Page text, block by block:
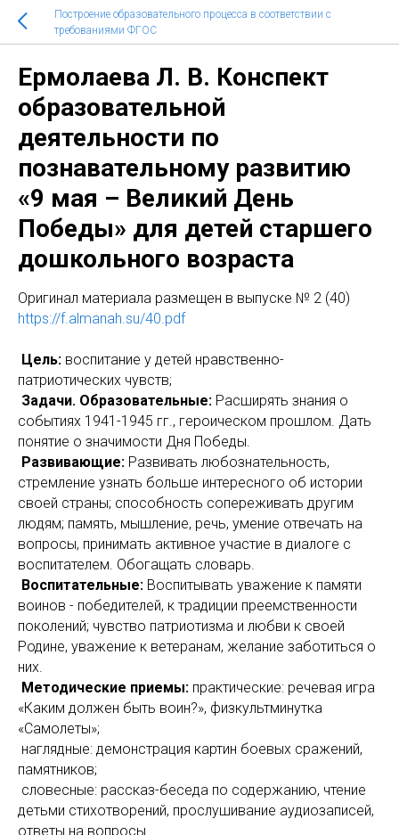
Построение образовательного процесса в соответствии с
требованиями ФГОС
Ермолаева Л. В. Конспект
образовательной
деятельности по
познавательному развитию
«9 мая – Великий День
Победы» для детей старшего
дошкольного возраста
Оригинал материала размещен в выпуске № 2 (40)
https://f.almanah.su/40.pdf
Цель: воспитание у детей нравственно-
патриотических чувств;
Задачи. Образовательные: Расширять знания о
событиях 1941-1945 гг., героическом прошлом. Дать
понятие о значимости Дня Победы.
Развивающие: Развивать любознательность,
стремление узнать больше интересного об истории
своей страны; способность сопереживать другим
людям; память, мышление, речь, умение отвечать на
вопросы, принимать активное участие в диалоге с
воспитателем. Обогащать словарь.
Воспитательные: Воспитывать уважение к памяти
воинов - победителей, к традиции преемственности
поколений; чувство патриотизма и любви к своей
Родине, уважение к ветеранам, желание заботиться о
них.
Методические приемы: практические: речевая игра
«Каким должен быть воин?», физкультминутка
«Самолеты»;
наглядные: демонстрация картин боевых сражений,
памятников;
словесные: рассказ-беседа по содержанию, чтение
детьми стихотворений, прослушивание аудиозаписей,
ответы на вопросы.